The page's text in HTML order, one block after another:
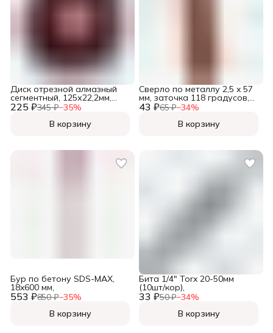
225 ₽345 ₽−35%
Диск отрезной алмазный
сегментный, 125х22,2мм,
(шт.)
В корзину
43 ₽65 ₽−34%
Сверло по металлу 2,5 x 57
мм, заточка 118 градусов,
HSS, 2 шт., (уп.)
В корзину
553 ₽850 ₽−35%
Бур по бетону SDS-MAX,
18x600 мм,
В корзину
33 ₽50 ₽−34%
Бита 1/4" Torx 20-50мм
(10шт/кор),
В корзину